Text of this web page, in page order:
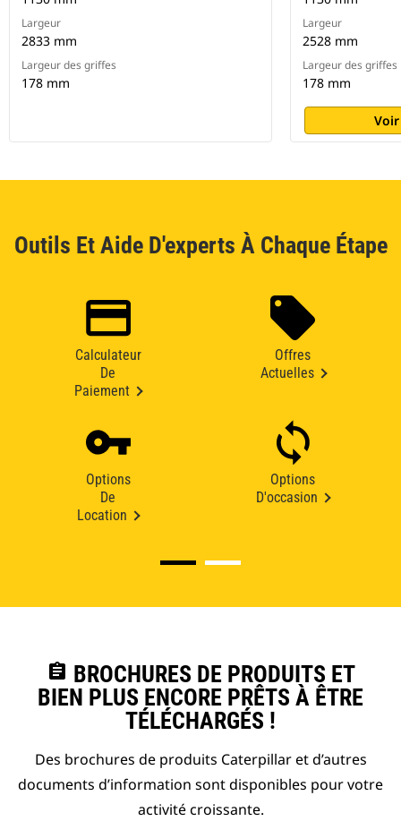
Largeur
2833 mm
Largeur des griffes
178 mm
Largeur
2528 mm
Largeur des griffes
178 mm
Outils Et Aide D'experts À Chaque Étape
Calculateur
De
Paiement
Offres
Actuelles
Options
De
Location
Options
D'occasion
assignment BROCHURES DE PRODUITS ET
BIEN PLUS ENCORE PRÊTS À ÊTRE
TÉLÉCHARGÉS !
Des brochures de produits Caterpillar et d’autres
documents d’information sont disponibles pour votre
activité croissante.